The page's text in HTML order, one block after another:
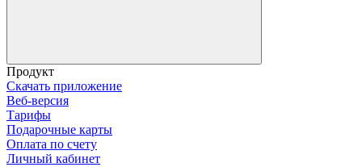
Продукт
Скачать приложение
Веб-версия
Тарифы
Подарочные карты
Оплата по счету
Личный кабинет